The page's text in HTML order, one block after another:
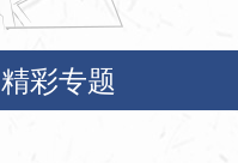
精彩专题